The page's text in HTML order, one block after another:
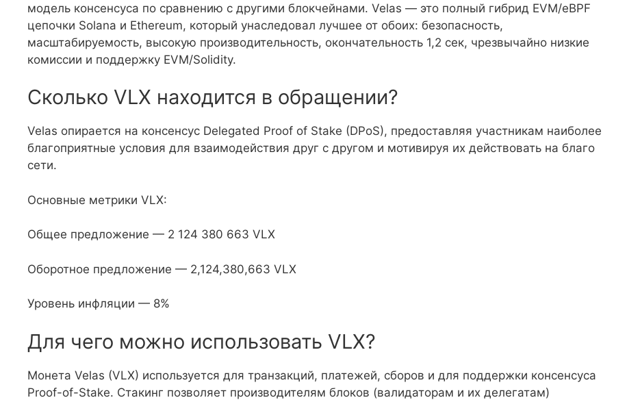
модель консенсуса по сравнению с другими блокчейнами. Velas — это полный гибрид EVM/eBPF
цепочки Solana и Ethereum, который унаследовал лучшее от обоих: безопасность,
масштабируемость, высокую производительность, окончательность 1,2 сек, чрезвычайно низкие
комиссии и поддержку EVM/Solidity.
Сколько VLX находится в обращении?
Velas опирается на консенсус Delegated Proof of Stake (DPoS), предоставляя участникам наиболее
благоприятные условия для взаимодействия друг с другом и мотивируя их действовать на благо
сети.
Основные метрики VLX:
Общее предложение — 2 124 380 663 VLX
Оборотное предложение — 2,124,380,663 VLX
Уровень инфляции — 8%
Для чего можно использовать VLX?
Монета Velas (VLX) используется для транзакций, платежей, сборов и для поддержки консенсуса
Proof-of-Stake. Стакинг позволяет производителям блоков (валидаторам и их делегатам)